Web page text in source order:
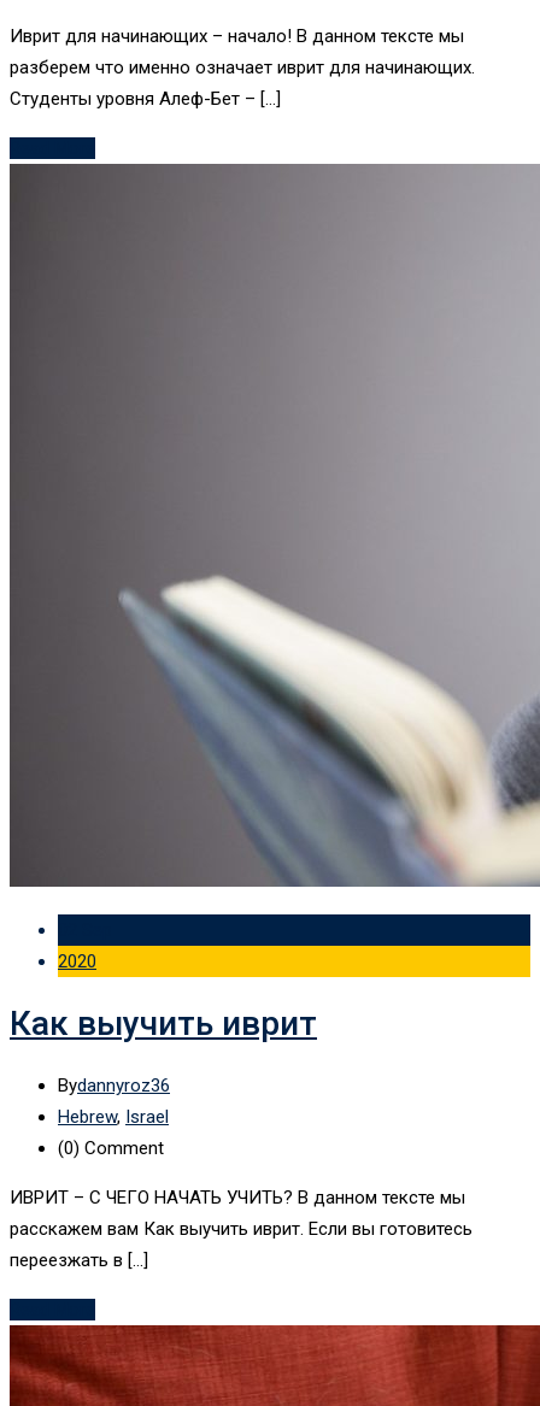
Иврит для начинающих – начало! В данном тексте мы
разберем что именно означает иврит для начинающих.
Студенты уровня Алеф-Бет – […]
2020
Как выучить иврит
Bydannyroz36
Hebrew, Israel
(0) Comment
ИВРИТ – С ЧЕГО НАЧАТЬ УЧИТЬ? В данном тексте мы
расскажем вам Как выучить иврит. Если вы готовитесь
переезжать в […]